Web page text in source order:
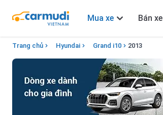
Mua xe Bán xe
Trang chủ Hyundai Grand i10 2013